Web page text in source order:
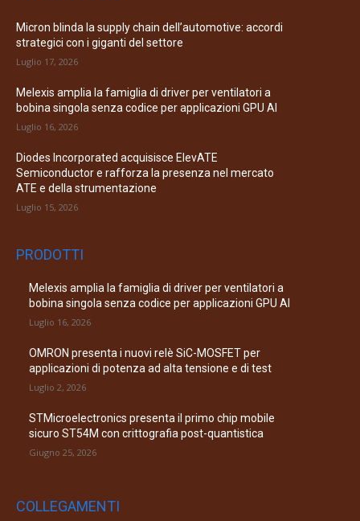
Micron blinda la supply chain dell’automotive: accordi
strategici con i giganti del settore
Luglio 17, 2026
Melexis amplia la famiglia di driver per ventilatori a
bobina singola senza codice per applicazioni GPU AI
Luglio 16, 2026
Diodes Incorporated acquisisce ElevATE
Semiconductor e rafforza la presenza nel mercato
ATE e della strumentazione
Luglio 15, 2026
PRODOTTI
Melexis amplia la famiglia di driver per ventilatori a
bobina singola senza codice per applicazioni GPU AI
Luglio 16, 2026
OMRON presenta i nuovi relè SiC-MOSFET per
applicazioni di potenza ad alta tensione e di test
Luglio 2, 2026
STMicroelectronics presenta il primo chip mobile
sicuro ST54M con crittografia post-quantistica
Giugno 25, 2026
COLLEGAMENTI